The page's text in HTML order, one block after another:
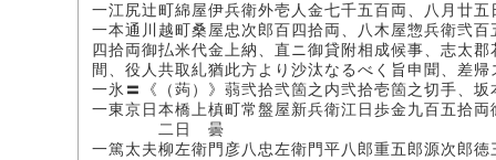
一江尻辻町綿屋伊兵衛外壱人金七千五百両、八月廿
一本通川越町桑屋忠次郎百四拾両、八木屋惣兵衛弐
四拾両御払米代金上納、直ニ御貸附相成候事、志太
間、役人共取糺猶此方より沙汰なるべく旨申聞、差帰
一氷〓《（蒟）》蒻弐拾弐箇之内弐拾壱箇之切手、
一東京日本橋上槙町常盤屋新兵衛江日歩金九百五拾両
二日 曇
一篤太夫柳左衛門彦八忠左衛門平八郎重五郎源次郎徳